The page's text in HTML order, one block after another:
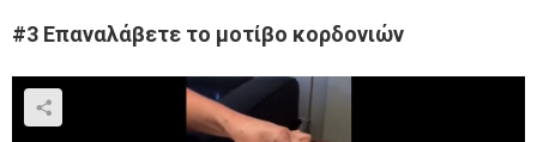
#3 Επαναλάβετε το μοτίβο κορδονιών